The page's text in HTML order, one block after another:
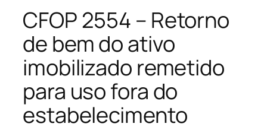
CFOP 2554 – Retorno
de bem do ativo
imobilizado remetido
para uso fora do
estabelecimento